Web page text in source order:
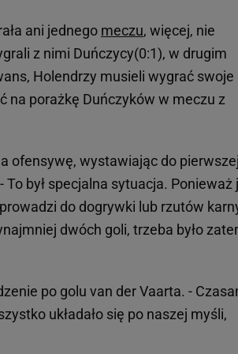
ani jednego meczu, więcej, nie
z nimi Duńczycy(0:1), w drugim
Holendrzy musieli wygrać swoje
na porażkę Duńczyków w meczu z
ofensywę, wystawiając do
był specjalna sytuacja. Ponieważ
do dogrywki lub rzutów
dwóch goli, trzeba było
po golu van der Vaarta. -
układało się po naszej myśli,